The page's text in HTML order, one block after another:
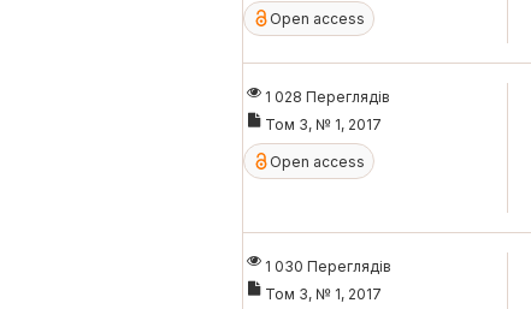
Open access
1 028 Переглядів
Том 3, № 1, 2017
Open access
1 030 Переглядів
Том 3, № 1, 2017